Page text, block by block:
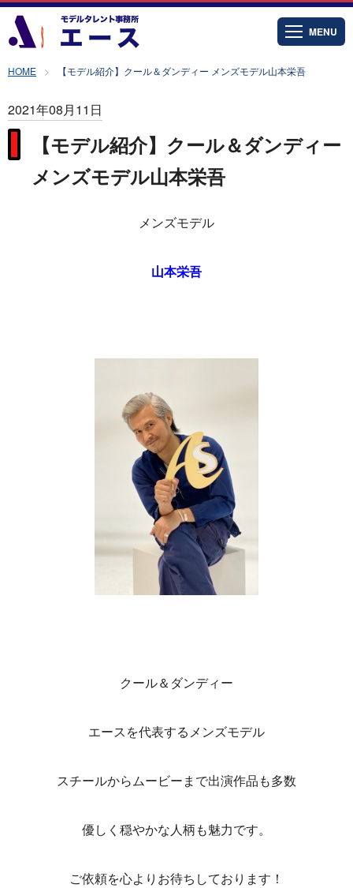
MENU
HOME 【モデル紹介】クール＆ダンディー メンズモデル山本栄吾
2021年08月11日
【モデル紹介】クール＆ダンディー
メンズモデル山本栄吾
メンズモデル
山本栄吾
クール＆ダンディー
エースを代表するメンズモデル
スチールからムービーまで出演作品も多数
優しく穏やかな人柄も魅力です。
ご依頼を心よりお待ちしております！